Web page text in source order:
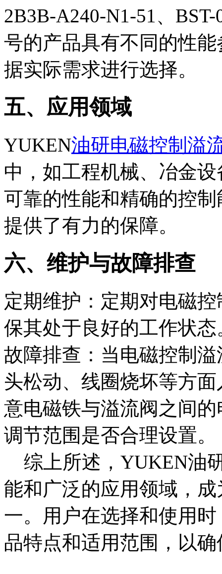
2B3B-A240-N1-51、
号的产品具有不同的性
据实际需求进行选择。
五、应用领域
YUKEN油研电磁控制溢
中，如工程机械、冶金
可靠的性能和精确的控
提供了有力的保障。
六、维护与故障排查
定期维护：定期对电磁
保其处于良好的工作状态
故障排查：当电磁控制
头松动、线圈烧坏等方
意电磁铁与溢流阀之间
调节范围是否合理设置。
综上所述，YUKEN油
能和广泛的应用领域，
一。用户在选择和使用
品特点和适用范围，以